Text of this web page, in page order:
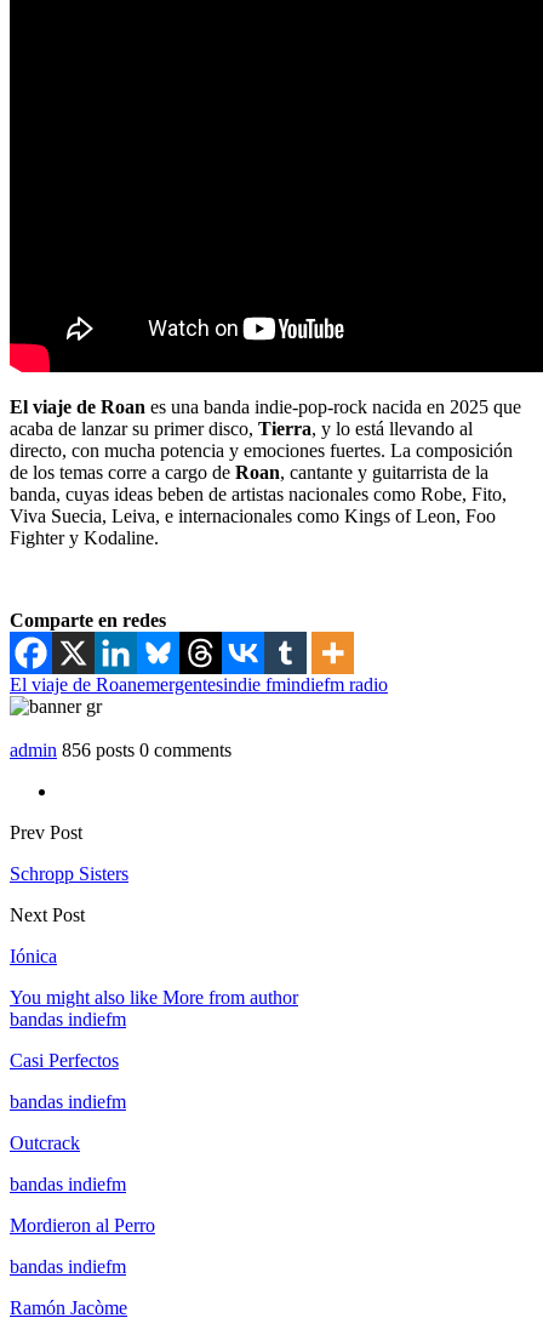
El viaje de Roan es una banda indie-pop-rock nacida en 2025 que
acaba de lanzar su primer disco, Tierra, y lo está llevando al
directo, con mucha potencia y emociones fuertes. La composición
de los temas corre a cargo de Roan, cantante y guitarrista de la
banda, cuyas ideas beben de artistas nacionales como Robe, Fito,
Viva Suecia, Leiva, e internacionales como Kings of Leon, Foo
Fighter y Kodaline.
Comparte en redes
El viaje de Roanemergentesindie fmindiefm radio
admin 856 posts 0 comments
Prev Post
Schropp Sisters
Next Post
Iónica
You might also like More from author
bandas indiefm
Casi Perfectos
bandas indiefm
Outcrack
bandas indiefm
Mordieron al Perro
bandas indiefm
Ramón Jacòme